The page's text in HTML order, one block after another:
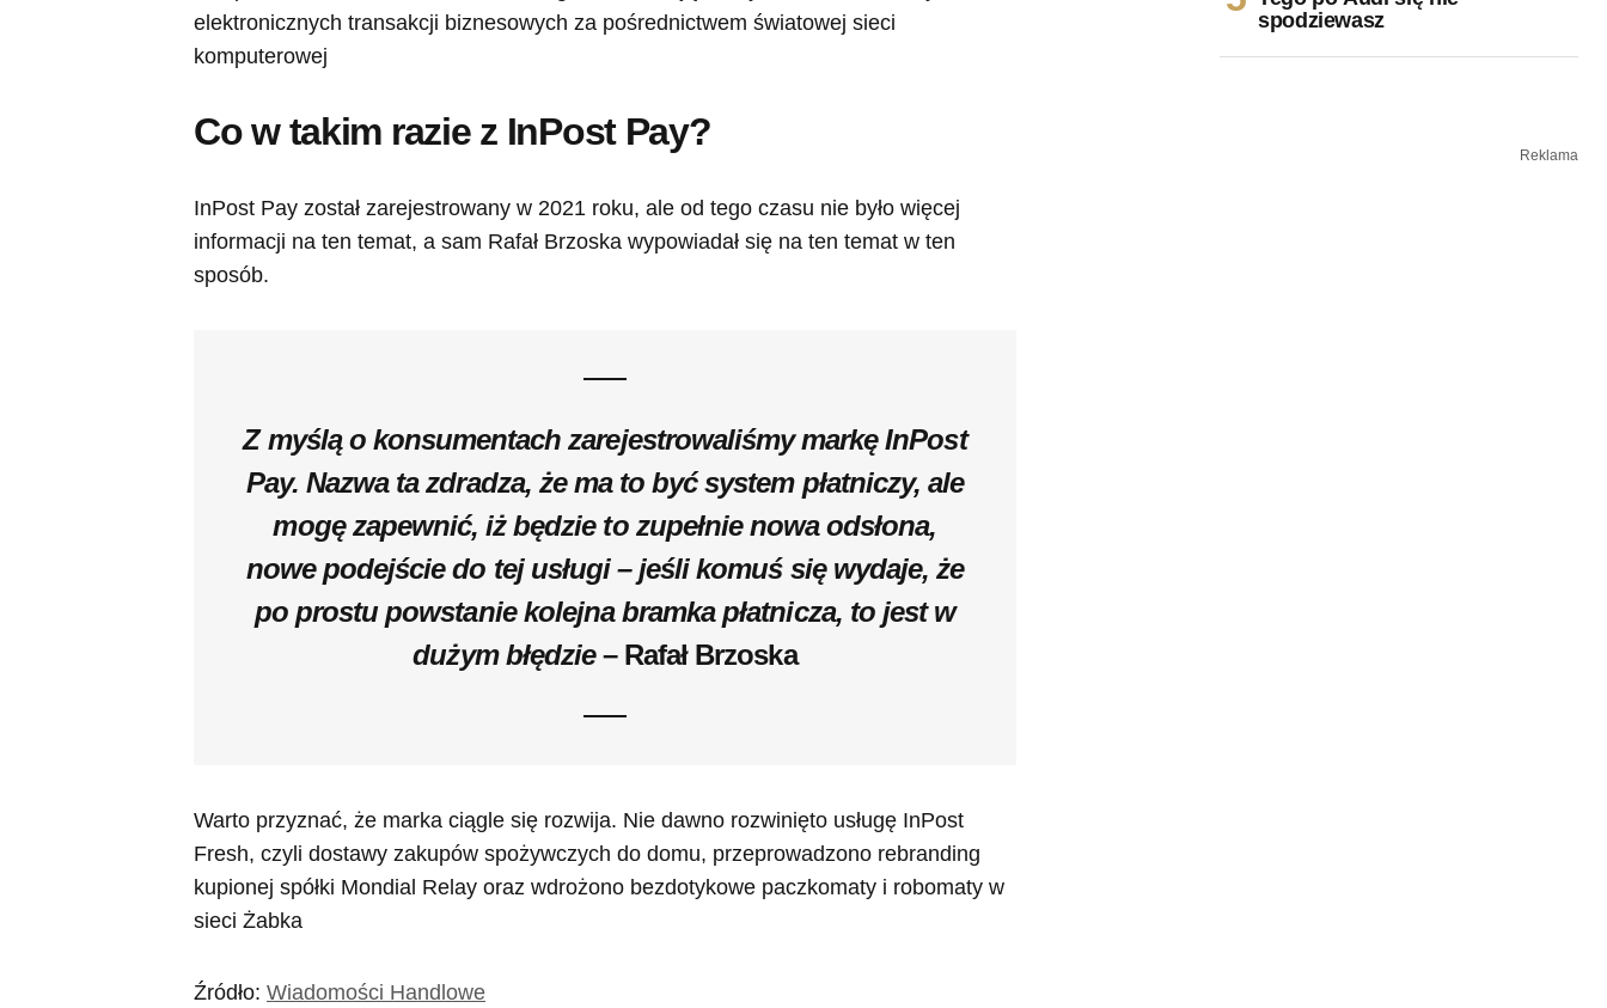
elektronicznych transakcji biznesowych za pośrednictwem światowej sieci
komputerowej
Co w takim razie z InPost Pay?
InPost Pay został zarejestrowany w 2021 roku, ale od tego czasu nie było więcej
informacji na ten temat, a sam Rafał Brzoska wypowiadał się na ten temat w ten
sposób.
Z myślą o konsumentach zarejestrowaliśmy markę InPost
Pay. Nazwa ta zdradza, że ma to być system płatniczy, ale
mogę zapewnić, iż będzie to zupełnie nowa odsłona,
nowe podejście do tej usługi – jeśli komuś się wydaje, że
po prostu powstanie kolejna bramka płatnicza, to jest w
dużym błędzie– Rafał Brzoska
Warto przyznać, że marka ciągle się rozwija. Nie dawno rozwinięto usługę InPost
Fresh, czyli dostawy zakupów spożywczych do domu, przeprowadzono rebranding
kupionej spółki Mondial Relay oraz wdrożono bezdotykowe paczkomaty i robomaty w
sieci Żabka
Źródło: Wiadomości Handlowe
spodziewasz
Reklama